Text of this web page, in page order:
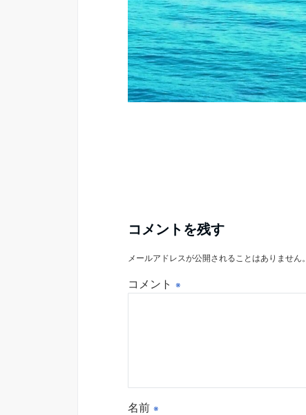
コメントを残す
メールアドレスが公開されることはありません。
コメント ※
名前 ※